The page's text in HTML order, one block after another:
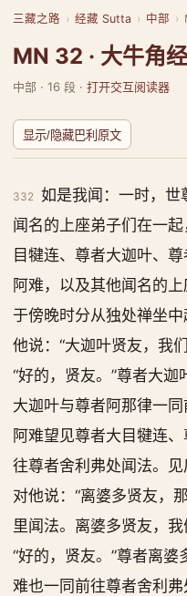
三藏之路 › 经藏 Sutta › 中部 ›
MN 32 · 大牛角经
中部 · 16 段 · 打开交互阅读器
显示/隐藏巴利原文
332 如是我闻：一时，世
闻名的上座弟子们在一
目犍连、尊者大迦叶、
阿难，以及其他闻名的
于傍晚时分从独处禅坐
他说：“大迦叶贤友，我
“好的，贤友。”尊者大
大迦叶与尊者阿那律一
阿难望见尊者大目犍连
往尊者舍利弗处闻法。见
对他说：“离婆多贤友，
里闻法。离婆多贤友，
“好的，贤友。”尊者离
难也一同前往尊者舍利弗